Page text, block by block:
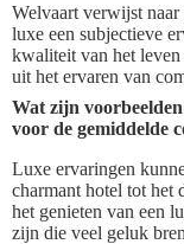
Welvaart verwijst
luxe een subjectieve
kwaliteit van het
uit het ervaren van
Wat zijn
voor de gemiddelde
Luxe ervaringen
charmant hotel tot het
het genieten van een
zijn die veel geluk